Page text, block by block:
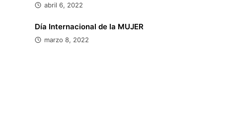
abril 6, 2022
Día Internacional de la MUJER
marzo 8, 2022